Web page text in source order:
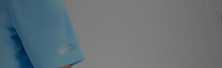
Tuotemerkit
Inspiroidu